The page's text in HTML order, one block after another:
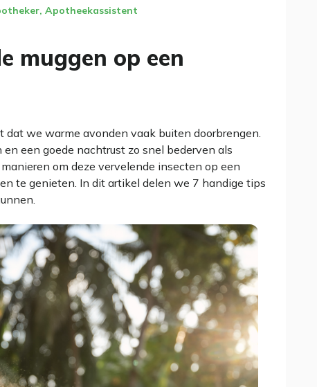
, Apotheekassistent
muggen op een
we warme avonden vaak buiten doorbrengen.
een goede nachtrust zo snel bederven als
om deze vervelende insecten op een
te genieten. In dit artikel delen we 7 handige tips